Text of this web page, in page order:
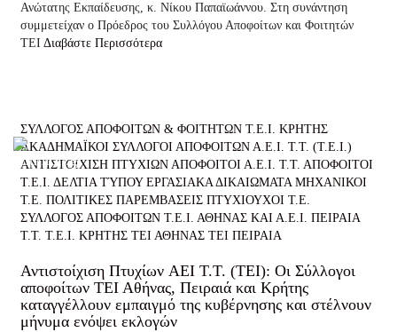
Ανώτατης Εκπαίδευσης, κ. Νίκου Παπαϊωάννου. Στη συνάντηση
συμμετείχαν ο Πρόεδρος του Συλλόγου Αποφοίτων και Φοιτητών
ΤΕΙ Διαβάστε Περισσότερα
ΣΥΛΛΟΓΟΣ ΑΠΟΦΟΙΤΩΝ & ΦΟΙΤΗΤΩΝ Τ.Ε.Ι. ΚΡΗΤΗΣ
ΑΚΑΔΗΜΑΪΚΟΙ ΣΥΛΛΟΓΟΙ ΑΠΟΦΟΙΤΩΝ Α.Ε.Ι. Τ.Τ. (Τ.Ε.Ι.)
ΑΝΤΙΣΤΟΙΧΙΣΗ ΠΤΥΧΙΩΝ ΑΠΟΦΟΙΤΟΙ Α.Ε.Ι. Τ.Τ. ΑΠΟΦΟΙΤΟΙ
Τ.Ε.Ι. ΔΕΛΤΙΑ ΤΎΠΟΥ ΕΡΓΑΣΙΑΚΑ ΔΙΚΑΙΩΜΑΤΑ ΜΗΧΑΝΙΚΟΙ
Τ.Ε. ΠΟΛΙΤΙΚΕΣ ΠΑΡΕΜΒΑΣΕΙΣ ΠΤΥΧΙΟΥΧΟΙ Τ.Ε.
ΣΥΛΛΟΓΟΣ ΑΠΟΦΟΙΤΩΝ Τ.Ε.Ι. ΑΘΗΝΑΣ ΚΑΙ Α.Ε.Ι. ΠΕΙΡΑΙΑ
Τ.Τ. Τ.Ε.Ι. ΚΡΗΤΗΣ ΤΕΙ ΑΘΗΝΑΣ ΤΕΙ ΠΕΙΡΑΙΑ
Αντιστοίχιση Πτυχίων AEI T.T. (ΤΕΙ): Οι Σύλλογοι
αποφοίτων ΤΕΙ Αθήνας, Πειραιά και Κρήτης
καταγγέλλουν εμπαιγμό της κυβέρνησης και στέλνουν
μήνυμα ενόψει εκλογών